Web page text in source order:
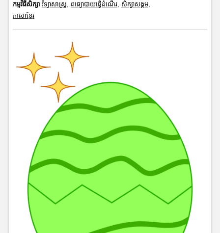
កម្មវិធីសិក្សា វិទ្យាសាស្រ្ត, ពធ្យោបាយធ្វើដំណើរ, សិក្សាសង្គម,
ភាសាខ្មែរ